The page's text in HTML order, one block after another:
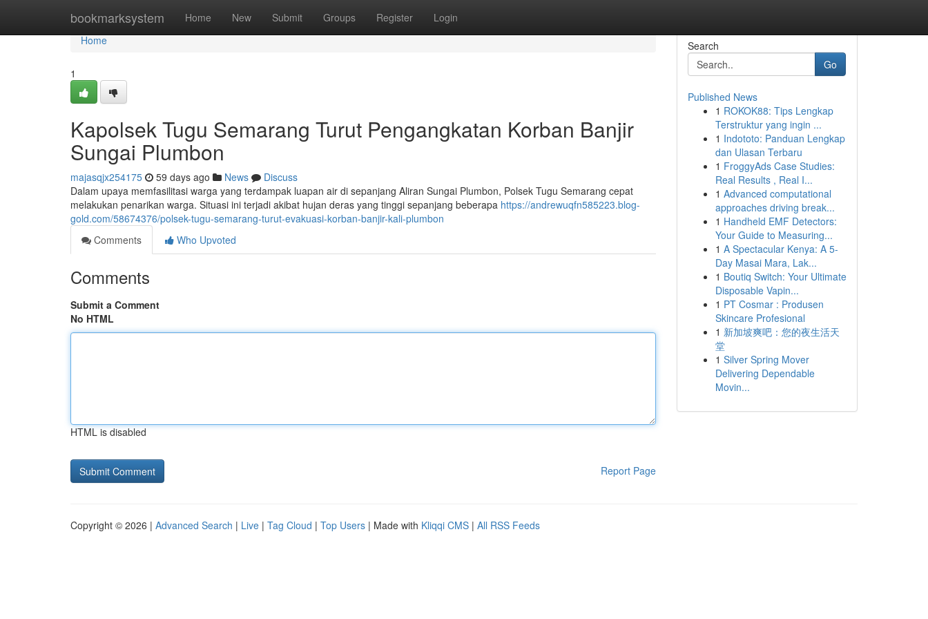
bookmarksystem Home New Submit Groups Register Login
Home
Home
1
Kapolsek Tugu Semarang Turut Pengangkatan Korban Banjir
Sungai Plumbon
majasqjx254175 59 days ago News
Discuss
Dalam upaya memfasilitasi warga yang terdampak luapan air di sepanjang Aliran Sungai Plumbon, Polsek Tugu Semarang cepat
melakukan penarikan warga. Situasi ini terjadi akibat hujan deras yang tinggi sepanjang beberapa https://andrewuqfn585223.blog-
gold.com/58674376/polsek-tugu-semarang-turut-evakuasi-korban-banjir-kali-plumbon
Comments
Who Upvoted
Comments
Submit a Comment
No HTML
HTML is disabled
Report Page
Search
Go
Published News
1 ROKOK88: Tips Lengkap
Terstruktur yang ingin ...
1 Indototo: Panduan Lengkap
dan Ulasan Terbaru
1 FroggyAds Case Studies:
Real Results , Real I...
1 Advanced computational
approaches driving break...
1 Handheld EMF Detectors:
Your Guide to Measuring...
1 A Spectacular Kenya: A 5-
Day Masai Mara, Lak...
1 Boutiq Switch: Your Ultimate
Disposable Vapin...
1 PT Cosmar : Produsen
Skincare Profesional
1 新加坡爽吧：您的夜生活天
堂
1 Silver Spring Mover
Delivering Dependable
Movin...
Copyright © 2026 | Advanced Search | Live | Tag Cloud | Top Users | Made with Kliqqi CMS | All RSS Feeds